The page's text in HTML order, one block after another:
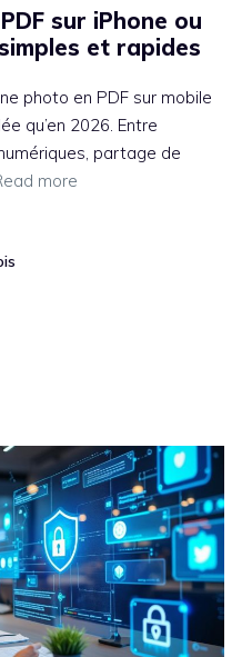
sur iPhone ou
et rapides
photo en PDF sur mobile
qu’en 2026. Entre
partage de
more